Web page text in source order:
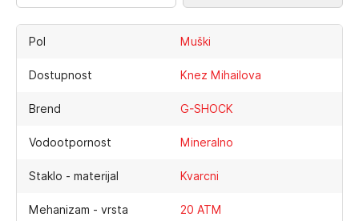
Pol Muški
Dostupnost Knez Mihailova
Brend G-SHOCK
Vodootpornost Mineralno
Staklo - materijal Kvarcni
Mehanizam - vrsta 20 ATM